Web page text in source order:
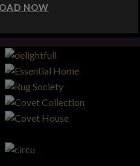
DOWNLOAD NOW